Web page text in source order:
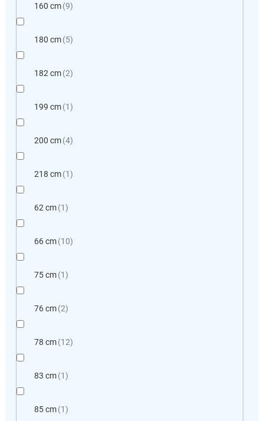
160 cm 9
180 cm 5
182 cm 2
199 cm 1
200 cm 4
218 cm 1
62 cm 1
66 cm 10
75 cm 1
76 cm 2
78 cm 12
83 cm 1
85 cm 1